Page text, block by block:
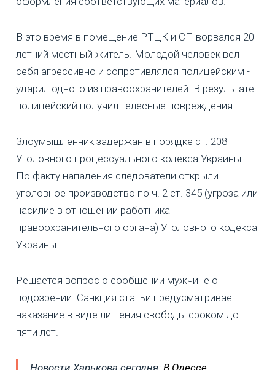
В это время в помещение РТЦК и СП ворвался 20-
летний местный житель. Молодой человек вел
себя агрессивно и сопротивлялся полицейским -
ударил одного из правоохранителей. В результате
полицейский получил телесные повреждения.
Злоумышленник задержан в порядке ст. 208
Уголовного процессуального кодекса Украины.
По факту нападения следователи открыли
уголовное производство по ч. 2 ст. 345 (угроза или
насилие в отношении работника
правоохранительного органа) Уголовного кодекса
Украины.
Решается вопрос о сообщении мужчине о
подозрении. Санкция статьи предусматривает
наказание в виде лишения свободы сроком до
пяти лет.
Новости Харькова сегодня: В Одессе